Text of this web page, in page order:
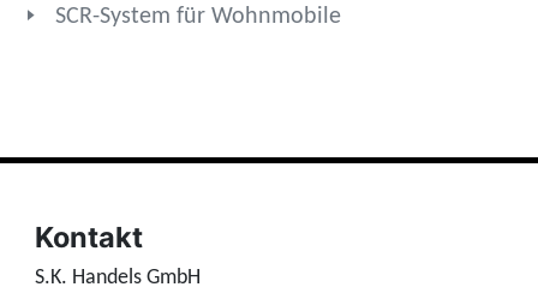
SCR-System für Wohnmobile
Kontakt
S.K. Handels GmbH